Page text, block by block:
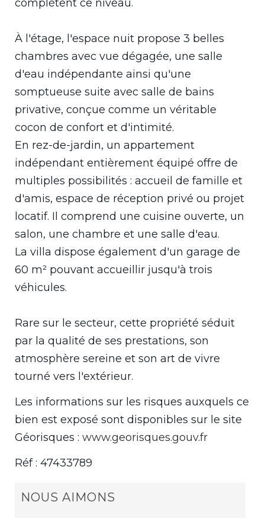
complètent ce niveau.
À l'étage, l'espace nuit propose 3 belles
chambres avec vue dégagée, une salle
d'eau indépendante ainsi qu'une
somptueuse suite avec salle de bains
privative, conçue comme un véritable
cocon de confort et d'intimité.
En rez-de-jardin, un appartement
indépendant entièrement équipé offre de
multiples possibilités : accueil de famille et
d'amis, espace de réception privé ou projet
locatif. Il comprend une cuisine ouverte, un
salon, une chambre et une salle d'eau.
La villa dispose également d'un garage de
60 m² pouvant accueillir jusqu'à trois
véhicules.
Rare sur le secteur, cette propriété séduit
par la qualité de ses prestations, son
atmosphère sereine et son art de vivre
tourné vers l'extérieur.
Les informations sur les risques auxquels ce
bien est exposé sont disponibles sur le site
Géorisques : www.georisques.gouv.fr
Réf : 47433789
NOUS AIMONS